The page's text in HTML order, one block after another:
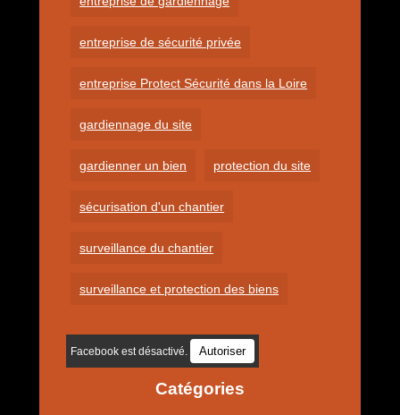
entreprise de sécurité privée
entreprise Protect Sécurité dans la Loire
gardiennage du site
gardienner un bien protection du site
sécurisation d'un chantier
surveillance du chantier
surveillance et protection des biens
Facebook est désactivé. Autoriser
Catégories